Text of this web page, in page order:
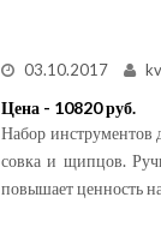
03.10.2017
Цена - 10820 руб.
Набор инструментов
совка и щипцов.
повышает ценность